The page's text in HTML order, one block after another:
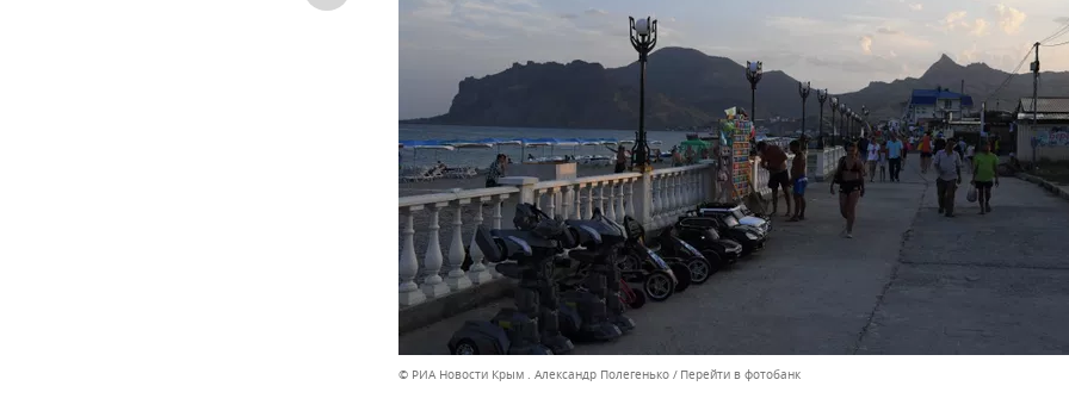
© РИА Новости Крым . Александр Полегенько Перейти в фотобанк